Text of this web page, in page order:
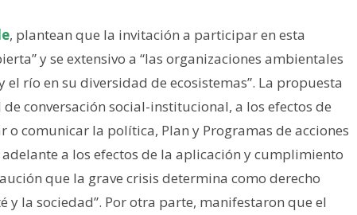
, plantean que la invitación a participar en esta
y se extensivo a “las organizaciones ambientales
río en su diversidad de ecosistemas”. La propuesta
conversación social-institucional, a los efectos de
comunicar la política, Plan y Programas de acciones
a los efectos de la aplicación y cumplimiento
que la grave crisis determina como derecho
y la sociedad”. Por otra parte, manifestaron que el